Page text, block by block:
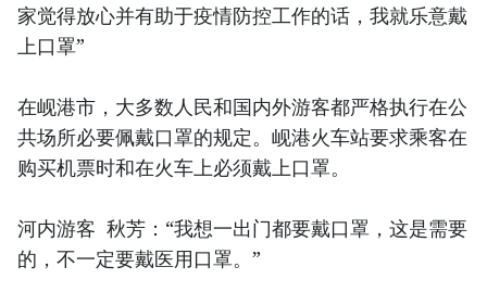
家觉得放心并有助于疫情防控工作的话，我就乐意戴
上口罩”
在岘港市，大多数人民和国内外游客都严格执行在公
共场所必要佩戴口罩的规定。岘港火车站要求乘客在
购买机票时和在火车上必须戴上口罩。
河内游客 秋芳：“我想一出门都要戴口罩，这是需要
的，不一定要戴医用口罩。”